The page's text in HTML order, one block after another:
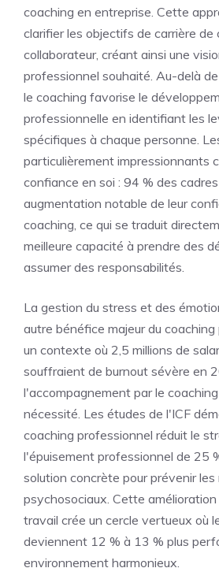
coaching en entreprise. Cette
clarifier les objectifs de carrière de
collaborateur, créant ainsi une
professionnel souhaité. Au-delà
le coaching favorise le
professionnelle en identifiant les
spécifiques à chaque personne.
particulièrement impressionnants
confiance en soi : 94 % des
augmentation notable de leur
coaching, ce qui se traduit
meilleure capacité à prendre des
assumer des responsabilités.
La gestion du stress et des
autre bénéfice majeur du
un contexte où 2,5 millions de
souffraient de burnout sévère en
l'accompagnement par le
nécessité. Les études de l'ICF
coaching professionnel réduit le
l'épuisement professionnel de 25
solution concrète pour prévenir les
psychosociaux. Cette
travail crée un cercle vertueux où
deviennent 12 % à 13 % plus
environnement harmonieux.